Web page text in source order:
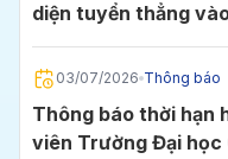
diện tuyển thẳng
03/07/2026 Thông báo
Thông báo thời hạn
viên Trường Đại học